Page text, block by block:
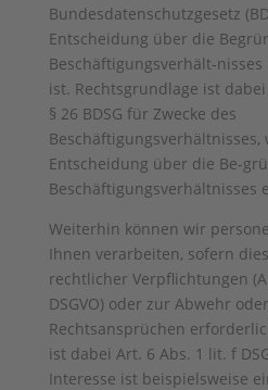
Bundesdatenschutzgesetz
Entscheidung über die
Beschäftigungsverhält-
ist. Rechtsgrundlage ist dabei
§ 26 BDSG für Zwecke des
Entscheidung über die Be-
Beschäftigungsverhältnisses
Weiterhin können wir
Ihnen verarbeiten, sofern
rechtlicher Verpflichtungen
DSGVO) oder zur Abwehr
Rechtsansprüchen
ist dabei Art. 6 Abs. 1 lit. f
Interesse ist beispielsweise